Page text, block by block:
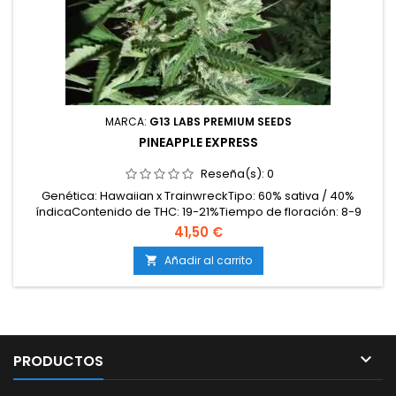
MARCA: G13 LABS PREMIUM SEEDS
PINEAPPLE EXPRESS
Reseña(s): 0
Genética: Hawaiian x TrainwreckTipo: 60% sativa / 40%
índicaContenido de THC: 19-21%Tiempo de floración: 8-9
semanas en interiorProducción en interior: 500-550
g/m²Producción en exterior: 600-800 g/plantaAltura: 90-120
cm en interior; hasta 200 cm en exteriorAromas y
sabores: Tropicales, con notas de piña madura, frutas
exóticas y...
41,50 €
 Añadir al carrito
PRODUCTOS 